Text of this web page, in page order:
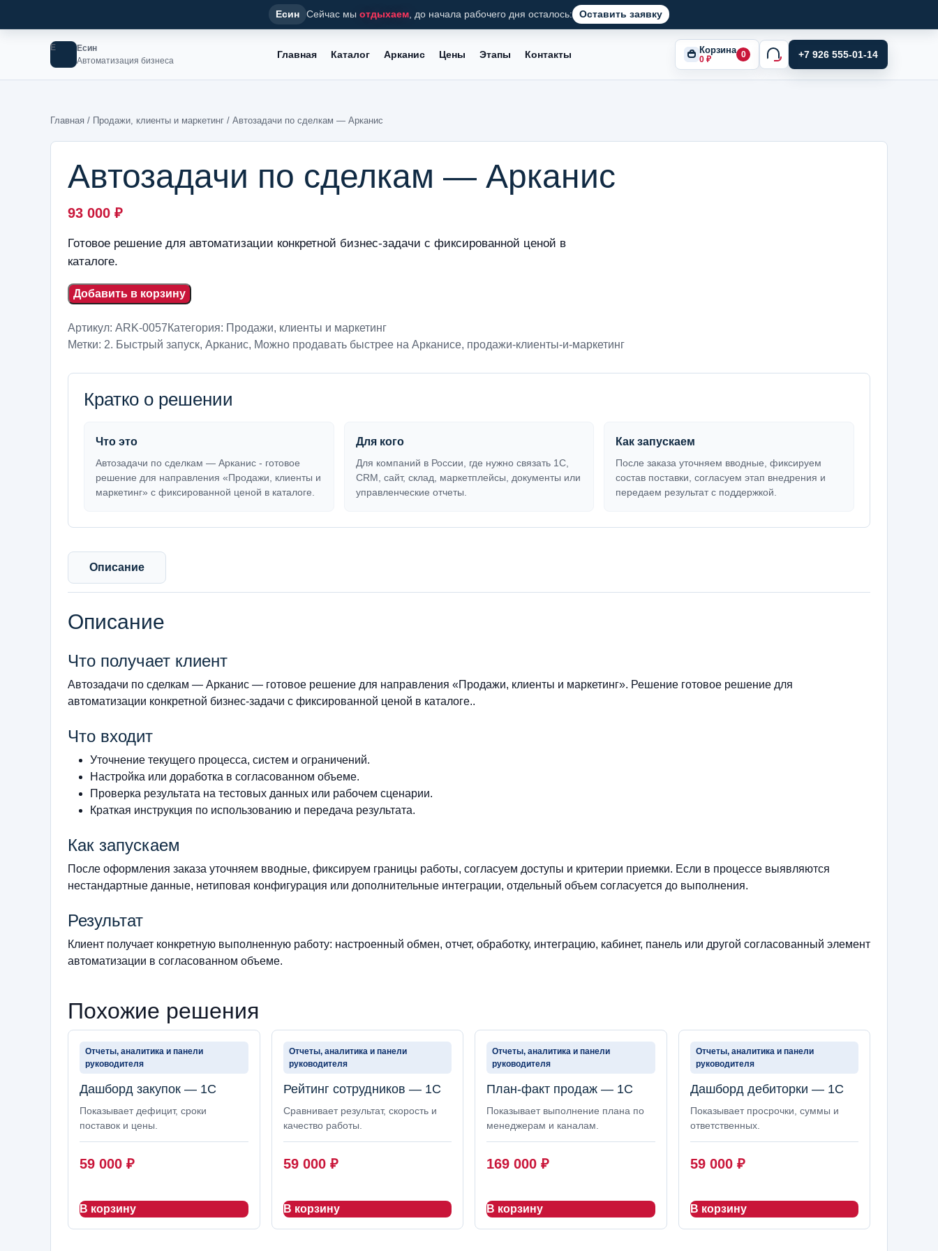
Есин Сейчас мы отдыхаем , до начала рабочего дня осталось: Оставить заявку
Е
Есин
Автоматизация бизнеса
Главная Каталог Арканис Цены Этапы Контакты Корзина
0 ₽ 0 +7 926 555-01-14
Главная / Продажи, клиенты и маркетинг / Автозадачи по сделкам — Арканис
Автозадачи по сделкам — Арканис
93 000 ₽
Готовое решение для автоматизации конкретной бизнес-задачи с фиксированной ценой в
каталоге.
Добавить в корзину
Артикул: ARK-0057Категория: Продажи, клиенты и маркетинг
Метки: 2. Быстрый запуск, Арканис, Можно продавать быстрее на Арканисе, продажи-клиенты-и-маркетинг
Кратко о решении
Что это
Автозадачи по сделкам — Арканис - готовое
решение для направления «Продажи, клиенты и
маркетинг» с фиксированной ценой в каталоге.
Для кого
Для компаний в России, где нужно связать 1С,
CRM, сайт, склад, маркетплейсы, документы или
управленческие отчеты.
Как запускаем
После заказа уточняем вводные, фиксируем
состав поставки, согласуем этап внедрения и
передаем результат с поддержкой.
Описание
Описание
Что получает клиент
Автозадачи по сделкам — Арканис — готовое решение для направления «Продажи, клиенты и маркетинг». Решение готовое решение для
автоматизации конкретной бизнес-задачи с фиксированной ценой в каталоге..
Что входит
Уточнение текущего процесса, систем и ограничений.
Настройка или доработка в согласованном объеме.
Проверка результата на тестовых данных или рабочем сценарии.
Краткая инструкция по использованию и передача результата.
Как запускаем
После оформления заказа уточняем вводные, фиксируем границы работы, согласуем доступы и критерии приемки. Если в процессе выявляются
нестандартные данные, нетиповая конфигурация или дополнительные интеграции, отдельный объем согласуется до выполнения.
Результат
Клиент получает конкретную выполненную работу: настроенный обмен, отчет, обработку, интеграцию, кабинет, панель или другой согласованный элемент
автоматизации в согласованном объеме.
Похожие решения
Отчеты, аналитика и панели
руководителя
Дашборд закупок — 1С
Показывает дефицит, сроки
поставок и цены.
59 000 ₽
В корзину
Отчеты, аналитика и панели
руководителя
Рейтинг сотрудников — 1С
Сравнивает результат, скорость и
качество работы.
59 000 ₽
В корзину
Отчеты, аналитика и панели
руководителя
План-факт продаж — 1С
Показывает выполнение плана по
менеджерам и каналам.
169 000 ₽
В корзину
Отчеты, аналитика и панели
руководителя
Дашборд дебиторки — 1С
Показывает просрочки, суммы и
ответственных.
59 000 ₽
В корзину